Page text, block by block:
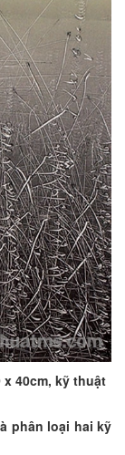
x 40cm, kỹ thuật
phân loại hai kỹ